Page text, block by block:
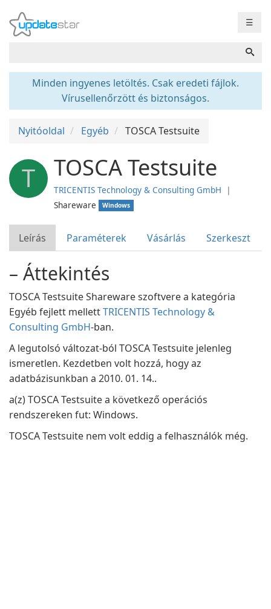
☰
Minden ingyenes letöltés. Csak eredeti fájlok.
Vírusellenőrzött és biztonságos.
Nyitóoldal Egyéb TOSCA Testsuite
T TOSCA Testsuite
TRICENTIS Technology & Consulting GmbH
❘
Shareware
Windows
Leírás Paraméterek Vásárlás Szerkeszt
– Áttekintés
TOSCA Testsuite Shareware szoftvere a kategória
Egyéb fejlett mellettTRICENTIS Technology &
Consulting GmbH-ban.
A legutolsó változat-ból TOSCA Testsuite jelenleg
ismeretlen. Kezdetben volt hozzá, hogy az
adatbázisunkban a 2010. 01. 14..
a(z) TOSCA Testsuite a következő operációs
rendszereken fut: Windows.
TOSCA Testsuite nem volt eddig a felhasználók még.